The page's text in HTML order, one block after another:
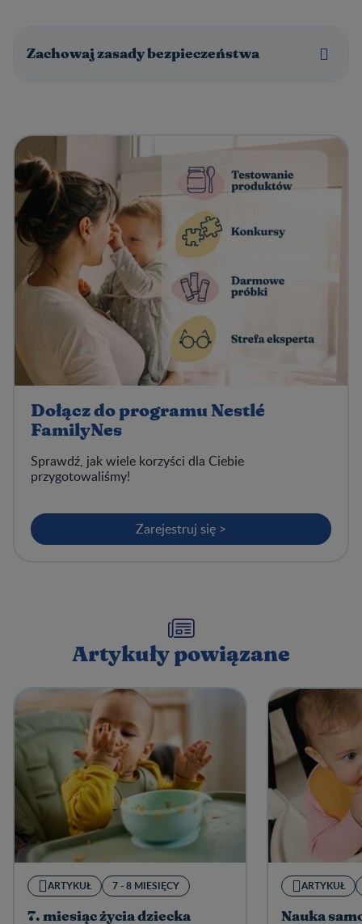
Zachowaj zasady bezpieczeństwa
Dołącz do programu Nestlé
FamilyNes
Sprawdź, jak wiele korzyści dla Ciebie
przygotowaliśmy!
Zarejestruj się >
Artykuły powiązane
ARTYKUŁ 7 - 8 MIESIĘCY
7. miesiąc życia dziecka
ARTYKUŁ
Nauka